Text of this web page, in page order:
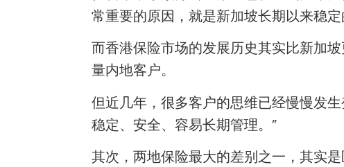
常重要的原因，就是新加坡长期以来稳
而香港保险市场的发展历史其实比新加
量内地客户。
但近几年，很多客户的思维已经慢慢发
稳定、安全、容易长期管理。”
其次，两地保险最大的差别之一，其实是